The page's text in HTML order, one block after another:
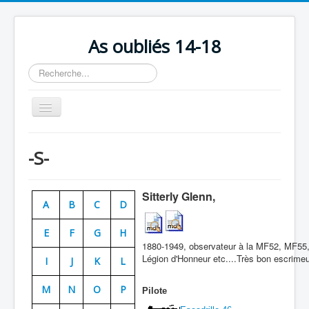
As oubliés 14-18
Rechercher
Basculer
la
Chronologie
Escadrilles
Organisation
Avions
Personnels
Doctrines
-S-
A B C D
E F G H
I J K L
M N O P
Sitterly Glenn,
1880-1949, observateur à la MF52,
Légion d'Honneur etc....Très bon
Pilote